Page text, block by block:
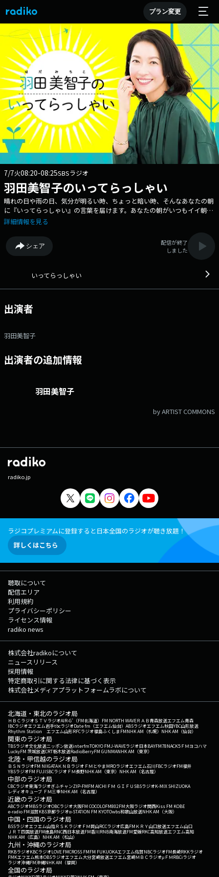
プラン変更
7/7火08:20-08:25SBSラジオ
羽田美智子のいってらっしゃい
晴れの日や雨の日、気分が明るい時、ちょっと暗い時、そんなあなたの朝
に『いってらっしゃい』の言葉を届けます。あなたの朝がいつもイイ朝で
ありますように…
詳細情報を見る
シェア
配信が終了
しました
いってらっしゃい
出演者
羽田美智子
出演者の追加情報
羽田美智子
by ARTIST COMMONS
radiko.jp
ラジコプレミアムに登録すると日本全国のラジオが聴き放題！
詳しくはこちら
聴取について
配信エリア
利用規約
プライバシーポリシー
ライセンス情報
radiko news
株式会社radikoについて
ニュースリリース
採用情報
特定商取引に関する法律に基づく表示
株式会社メディアプラットフォームラボについて
北海道・東北のラジオ局
ＨＢＣラジオＳＴＶラジオAIR-G'（FM北海道） FM NORTH WAVEＲＡＢ青森放送エフエム青森
IBCラジオエフエム岩手tbcラジオDate fm（エフエム仙台） ABSラジオエフエム秋田YBC山形放送
Rhythm Station エフエム山形RFCラジオ福島ふくしまFMNHK AM（札幌） NHK AM（仙台）
関東のラジオ局
TBSラジオ文化放送ニッポン放送interfmTOKYO FMJ-WAVEラジオ日本BAYFM78NACK5 ＦＭヨコハマ
LuckyFM 茨城放送CRT栃木放送RadioBerryFM GUNMANHK AM（東京）
北陸・甲信越のラジオ局
ＢＳＮラジオFM NIIGATAＫＮＢラジオ ＦＭとやまMROラジオエフエム石川FBCラジオFM福井
YBSラジオFM FUJISBCラジオ ＦＭ長野NHK AM（東京） NHK AM（名古屋）
中部のラジオ局
CBCラジオ東海ラジオぎふチャンZIP-FMFM AICHI ＦＭ ＧＩＦＵ SBSラジオK-MIX SHIZUOKA
レディオキューブ ＦＭ三重NHK AM（名古屋）
近畿のラジオ局
ABCラジオMBSラジオOBCラジオ大阪FM COCOLOFM802FM大阪ラジオ関西Kiss FM KOBE
e-radio FM滋賀KBS京都ラジオα-STATION FM KYOTOwbs和歌山放送NHK AM（大阪）
中国・四国のラジオ局
BSSラジオエフエム山陰ＲＳＫラジオ ＦＭ岡山RCCラジオ広島FM ＫＲＹ山口放送エフエム山口
ＪＲＴ四国放送FM徳島RNC西日本放送FM香川RNB南海放送FM愛媛RKC高知放送エフエム高知
NHK AM（広島） NHK AM（松山）
九州・沖縄のラジオ局
RKBラジオKBCラジオLOVE FMCROSS FMFM FUKUOKAエフエム佐賀NBCラジオFM長崎RKKラジオ
FMKエフエム熊本OBSラジオエフエム大分宮崎放送エフエム宮崎ＭＢＣラジオμＦＭRBCiラジオ
ラジオ沖縄FM沖縄NHK AM（福岡）
全国のラジオ局